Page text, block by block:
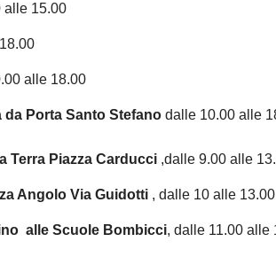
alle 15.00
alle 18.00
da Porta Santo Stefano dalle 10.00 alle
Terra Piazza Carducci ,dalle 9.00 alle
Angolo Via Guidotti , dalle 10 alle 13.00
alle Scuole Bombicci, dalle 11.00 alle